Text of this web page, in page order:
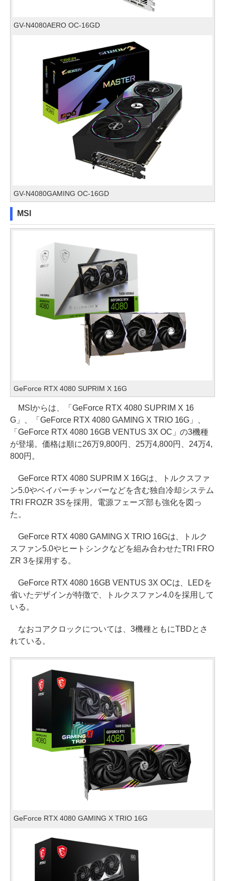
GV-N4080AERO OC-16GD
GV-N4080GAMING OC-16GD
MSI
GeForce RTX 4080 SUPRIM X 16G
MSIからは、「GeForce RTX 4080 SUPRIM X 16
G」、「GeForce RTX 4080 GAMING X TRIO 16G」、
「GeForce RTX 4080 16GB VENTUS 3X OC」の3機種
が登場。価格は順に26万9,800円、25万4,800円、24万4,
800円。
GeForce RTX 4080 SUPRIM X 16Gは、トルクスファ
ン5.0やベイパーチャンバーなどを含む独自冷却システム
TRI FROZR 3Sを採用。電源フェーズ部も強化を図っ
た。
GeForce RTX 4080 GAMING X TRIO 16Gは、トルク
スファン5.0やヒートシンクなどを組み合わせたTRI FRO
ZR 3を採用する。
GeForce RTX 4080 16GB VENTUS 3X OCは、LEDを
省いたデザインが特徴で、トルクスファン4.0を採用して
いる。
なおコアクロックについては、3機種ともにTBDとさ
れている。
GeForce RTX 4080 GAMING X TRIO 16G